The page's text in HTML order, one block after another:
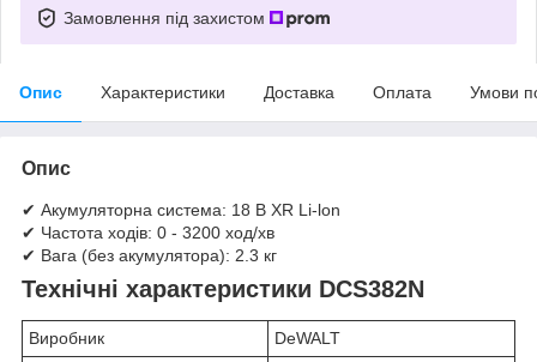
Замовлення під захистом
Опис Характеристики Доставка Оплата Умови
Опис
✔ Акумуляторна система: 18 В XR Li-lon
✔ Частота ходів: 0 - 3200 ход/хв
✔ Вага (без акумулятора): 2.3 кг
Технічні характеристики DCS382N
Виробник
DeWALT